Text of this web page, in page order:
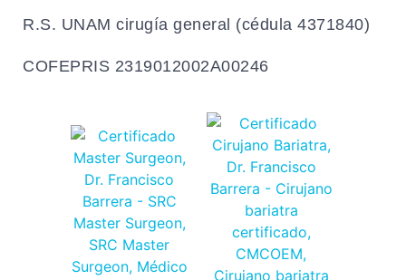
R.S. UNAM cirugía general (cédula 4371840)
COFEPRIS 2319012002A00246